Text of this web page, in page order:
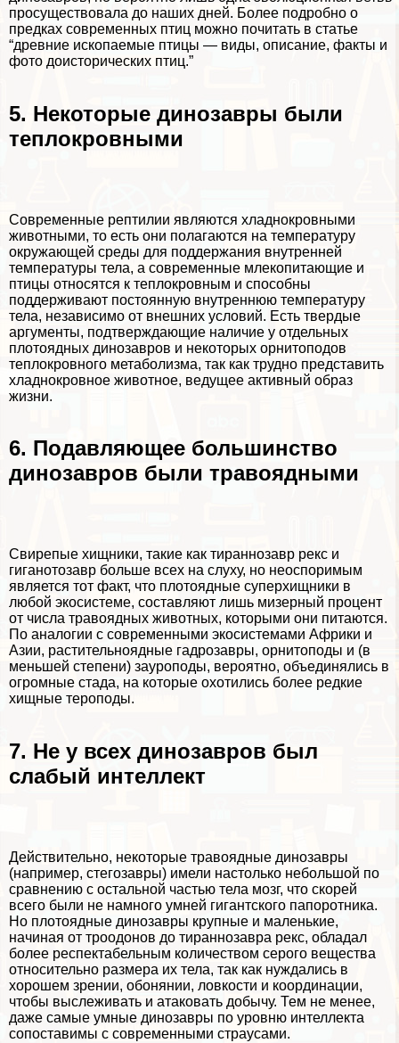
просуществовала до наших дней. Более подробно о
предках современных птиц можно почитать в статье
“древние ископаемые птицы — виды, описание, факты и
фото доисторических птиц.”
5. Некоторые динозавры были
теплокровными
Современные рептилии являются хладнокровными
животными, то есть они полагаются на температуру
окружающей среды для поддержания внутренней
температуры тела, а современные млекопитающие и
птицы относятся к теплокровным и способны
поддерживают постоянную внутреннюю температуру
тела, независимо от внешних условий. Есть твердые
аргументы, подтверждающие наличие у отдельных
плотоядных динозавров и некоторых орнитоподов
теплокровного метаболизма, так как трудно представить
хладнокровное животное, ведущее активный образ
жизни.
6. Подавляющее большинство
динозавров были травоядными
Свирепые хищники, такие как тираннозавр рекс и
гиганотозавр больше всех на слуху, но неоспоримым
является тот факт, что плотоядные суперхищники в
любой экосистеме, составляют лишь мизерный процент
от числа травоядных животных, которыми они питаются.
По аналогии с современными экосистемами Африки и
Азии, растительноядные гадрозавры, орнитоподы и (в
меньшей степени) зауроподы, вероятно, объединялись в
огромные стада, на которые охотились более редкие
хищные тероподы.
7. Не у всех динозавров был
слабый интеллект
Действительно, некоторые травоядные динозавры
(например, стегозавры) имели настолько небольшой по
сравнению с остальной частью тела мозг, что скорей
всего были не намного умней гигантского папоротника.
Но плотоядные динозавры крупные и маленькие,
начиная от троодонов до тираннозавра рекс, обладал
более респектабельным количеством серого вещества
относительно размера их тела, так как нуждались в
хорошем зрении, обонянии, ловкости и координации,
чтобы выслеживать и атаковать добычу. Тем не менее,
даже самые умные динозавры по уровню интеллекта
сопоставимы с современными страусами.